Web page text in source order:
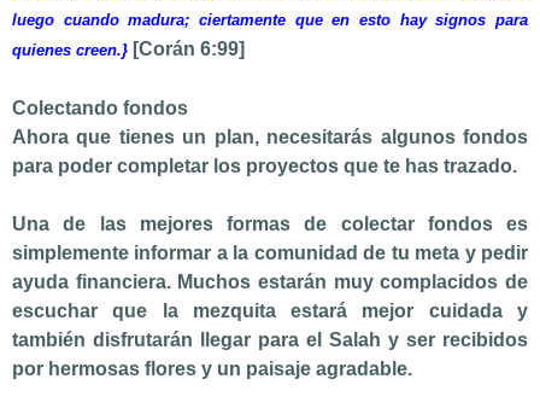
luego cuando madura; ciertamente que en esto hay signos para
quienes creen.} [Corán 6:99]
Colectando fondos
Ahora que tienes un plan, necesitarás algunos fondos
para poder completar los proyectos que te has trazado.
Una de las mejores formas de colectar fondos es
simplemente informar a la comunidad de tu meta y pedir
ayuda financiera. Muchos estarán muy complacidos de
escuchar que la mezquita estará mejor cuidada y
también disfrutarán llegar para el Salah y ser recibidos
por hermosas flores y un paisaje agradable.